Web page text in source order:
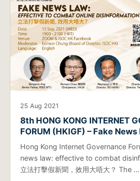
25 Aug 2021
8th HONG KONG INTERNET
FORUM (HKIGF) – Fake News
Hong Kong Internet Governance
news law: effective to combat
立法打擊假新聞，效用大唔大？ The …